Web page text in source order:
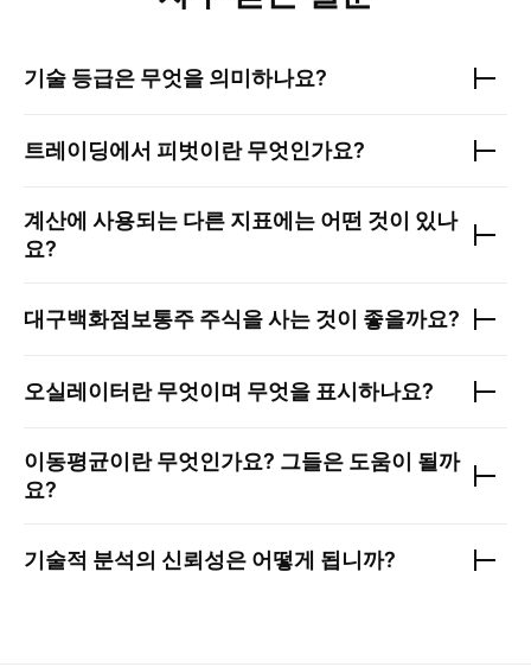
기술 등급은 무엇을 의미하나요?
트레이딩에서 피벗이란 무엇인가요?
계산에 사용되는 다른 지표에는 어떤 것이 있나
요?
대구백화점보통주 주식을 사는 것이 좋을까요?
오실레이터란 무엇이며 무엇을 표시하나요?
이동평균이란 무엇인가요? 그들은 도움이 될까
요?
기술적 분석의 신뢰성은 어떻게 됩니까?